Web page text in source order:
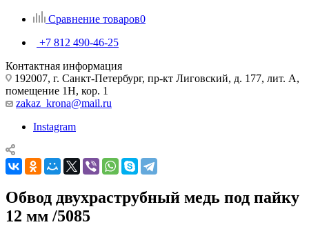
Сравнение товаров0
+7 812 490-46-25
Контактная информация
192007, г. Санкт-Петербург, пр-кт Лиговский, д. 177, лит. А,
помещение 1Н, кор. 1
zakaz_krona@mail.ru
Instagram
Обвод двухраструбный медь под пайку
12 мм /5085